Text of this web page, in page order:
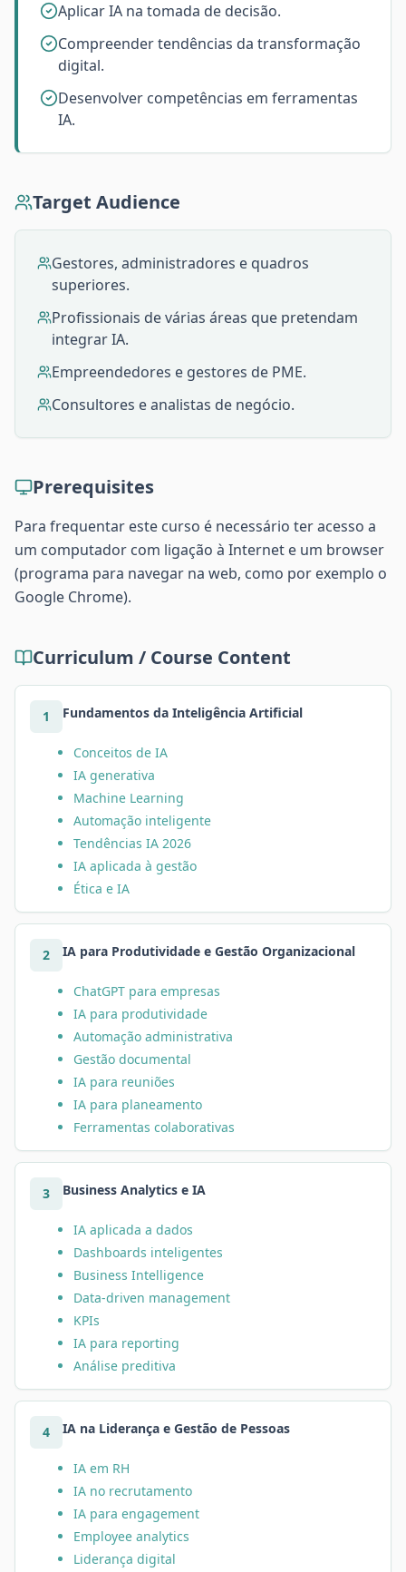
Aplicar IA na tomada de decisão.
Compreender tendências da transformação
digital.
Desenvolver competências em ferramentas
IA.
Target Audience
Gestores, administradores e quadros
superiores.
Profissionais de várias áreas que pretendam
integrar IA.
Empreendedores e gestores de PME.
Consultores e analistas de negócio.
Prerequisites
Para frequentar este curso é necessário ter acesso a
um computador com ligação à Internet e um browser
(programa para navegar na web, como por exemplo o
Google Chrome).
Curriculum / Course Content
1 Fundamentos da Inteligência Artificial
Conceitos de IA
IA generativa
Machine Learning
Automação inteligente
Tendências IA 2026
IA aplicada à gestão
Ética e IA
2 IA para Produtividade e Gestão Organizacional
ChatGPT para empresas
IA para produtividade
Automação administrativa
Gestão documental
IA para reuniões
IA para planeamento
Ferramentas colaborativas
3 Business Analytics e IA
IA aplicada a dados
Dashboards inteligentes
Business Intelligence
Data-driven management
KPIs
IA para reporting
Análise preditiva
4 IA na Liderança e Gestão de Pessoas
IA em RH
IA no recrutamento
IA para engagement
Employee analytics
Liderança digital